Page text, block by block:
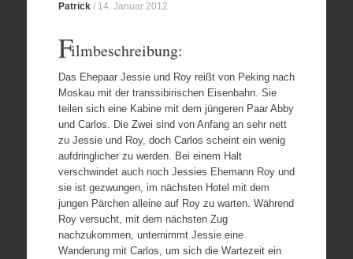
Patrick/ 14. Januar 2012
Filmbeschreibung:
Das Ehepaar Jessie und Roy reißt von Peking nach
Moskau mit der transsibirischen Eisenbahn. Sie
teilen sich eine Kabine mit dem jüngeren Paar Abby
und Carlos. Die Zwei sind von Anfang an sehr nett
zu Jessie und Roy, doch Carlos scheint ein wenig
aufdringlicher zu werden. Bei einem Halt
verschwindet auch noch Jessies Ehemann Roy und
sie ist gezwungen, im nächsten Hotel mit dem
jungen Pärchen alleine auf Roy zu warten. Während
Roy versucht, mit dem nächsten Zug
nachzukommen, unternimmt Jessie eine
Wanderung mit Carlos, um sich die Wartezeit ein